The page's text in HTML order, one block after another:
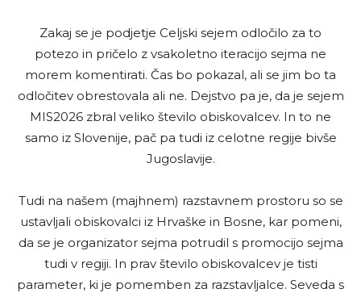
Zakaj se je podjetje Celjski sejem odločilo za to
potezo in pričelo z vsakoletno iteracijo sejma ne
morem komentirati. Čas bo pokazal, ali se jim bo ta
odločitev obrestovala ali ne. Dejstvo pa je, da je sejem
MIS2026 zbral veliko število obiskovalcev. In to ne
samo iz Slovenije, pač pa tudi iz celotne regije bivše
Jugoslavije.
Tudi na našem (majhnem) razstavnem prostoru so se
ustavljali obiskovalci iz Hrvaške in Bosne, kar pomeni,
da se je organizator sejma potrudil s promocijo sejma
tudi v regiji. In prav število obiskovalcev je tisti
parameter, ki je pomemben za razstavljalce. Seveda s